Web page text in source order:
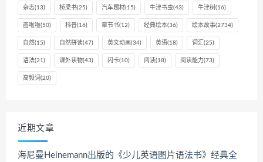
杂志(13) 桥梁书(25) 汽车题材(15) 牛津书虫(43) 牛津树(16)
画啦啦(50) 科普(16) 章节书(12) 经典绘本(36) 绘本故事(2734)
自然(15) 自然拼读(47) 英文动画(34) 英语(18) 词汇 (25)
语法(21) 课外读物(43) 闪卡(10) 阅读(18) 阅读能力(73)
高频词 (20)
近期文章
海尼曼Heinemann出版的《少儿英语图片语法书》经典全